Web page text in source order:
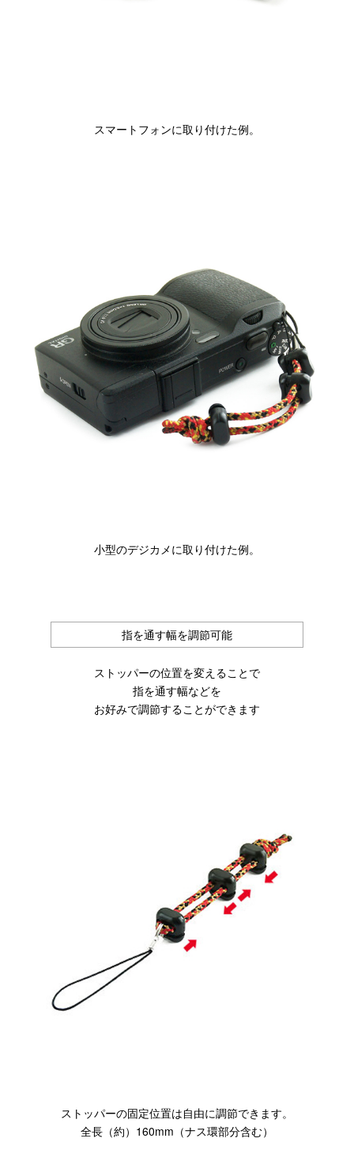
スマートフォンに取り付けた例。
小型のデジカメに取り付けた例。
指を通す幅を調節可能
ストッパーの位置を変えることで
指を通す幅などを
お好みで調節することができます
ストッパーの固定位置は自由に調節できます。
全長（約）160mm（ナス環部分含む）